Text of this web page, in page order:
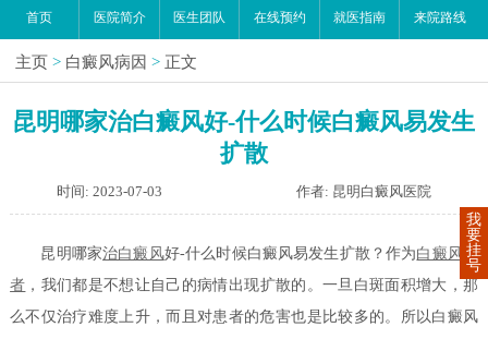
首页 医院简介 医生团队 在线预约 就医指南 来院路线
主页 > 白癜风病因 > 正文
昆明哪家治白癜风好-什么时候白癜风易发生
扩散
时间: 2023-07-03 作者: 昆明白癜风医院
昆明哪家治白癜风好-什么时候白癜风易发生扩散？作为白癜风患
者 ，我们都是不想让自己的病情出现扩散的。一旦白斑面积增大，那
么不仅治疗难度上升，而且对患者的危害也是比较多的。所以白癜风
我
要
挂
号